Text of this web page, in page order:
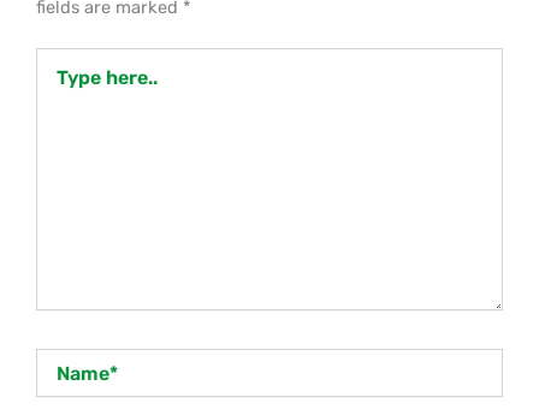
fields are marked *
here..